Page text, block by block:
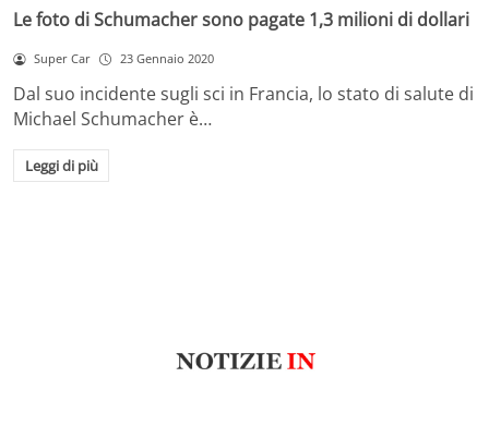
Le foto di Schumacher sono pagate 1,3 milioni di dollari
Super Car 23 Gennaio 2020
Dal suo incidente sugli sci in Francia, lo stato di salute di
Michael Schumacher è…
Leggi di più